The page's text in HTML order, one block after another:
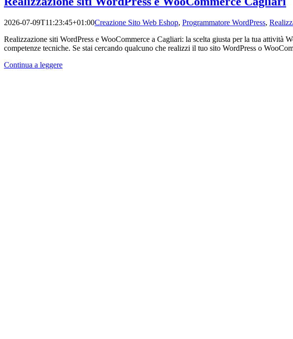
2026-07-09T11:23:45+01:00Creazione Sito Web Eshop, Programmatore WordPress,
Realizzazione siti WordPress e WooCommerce a Cagliari: la scelta giusta per la tua attività
competenze tecniche. Se stai cercando qualcuno che realizzi il tuo sito WordPress o
Continua a leggere